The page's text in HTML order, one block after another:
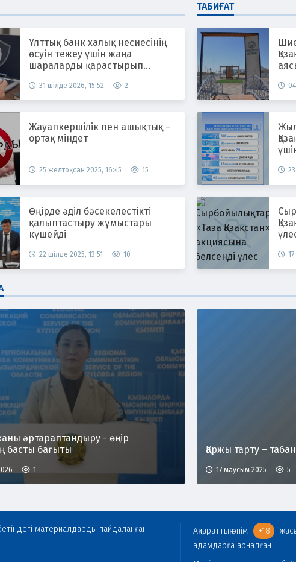
Ұлттық банк халық несиесінің
өсуін тежеу үшін жаңа
шараларды қарастырып
31 шілде 2026, 15:52 2
Жауапкершілік пен ашықтық –
ортақ міндет
25 желтоқсан 2025, 16:45 15
Өңірде әділ бәсекелестікті
қалыптастыру жұмыстары
күшейді
22 шілде 2025, 13:51 10
ТАБИҒАТ
әртараптандыру - өңір
басты бағыты
1
Қаржы тарту –
17 маусым 2025 5
материалдарды пайдаланған
Ақпараттық өнім +18
адамдарға арналған.